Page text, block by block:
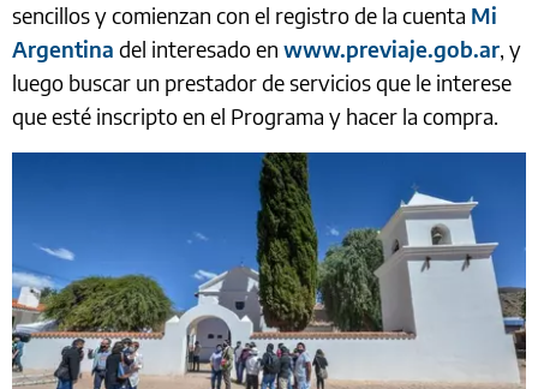
sencillos y comienzan con el registro de la cuenta Mi
Argentina del interesado en www.previaje.gob.ar, y
luego buscar un prestador de servicios que le interese
que esté inscripto en el Programa y hacer la compra.